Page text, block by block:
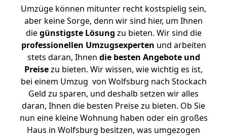
Umzüge können mitunter recht kostspielig sein,
aber keine Sorge, denn wir sind hier, um Ihnen
diegünstigste Lösung zu bieten. Wir sind die
professionellen Umzugsexperten und arbeiten
stets daran, Ihnen die besten Angebote und
Preisezu bieten. Wir wissen, wie wichtig es ist,
bei einem Umzug von Wolfsburg nach Stockach
Geld zu sparen, und deshalb setzen wir alles
daran, Ihnen die besten Preise zu bieten. Ob Sie
nun eine kleine Wohnung haben oder ein großes
Haus in Wolfsburg besitzen, was umgezogen